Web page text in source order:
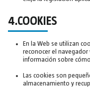
4.COOKIES
En la Web se utilizan
reconocer el navegador
información sobre
Las cookies son
almacenamiento y